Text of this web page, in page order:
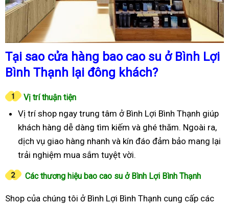
Tại sao cửa hàng bao cao su ở Bình Lợi
Bình Thạnh lại đông khách?
Vị trí thuận tiện
Vị trí shop ngay trung tâm ở Bình Lợi Bình Thạnh giúp
khách hàng dễ dàng tìm kiếm và ghé thăm. Ngoài ra,
dịch vụ giao hàng nhanh và kín đáo đảm bảo mang lại
trải nghiệm mua sắm tuyệt vời.
Các thương hiệu bao cao su ở Bình Lợi Bình Thạnh
Shop của chúng tôi ở Bình Lợi Bình Thạnh cung cấp các